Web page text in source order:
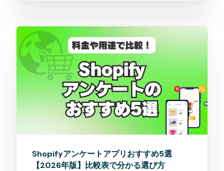
Shopifyアンケートアプリおすすめ5選
【2026年版】比較表で分かる選び方